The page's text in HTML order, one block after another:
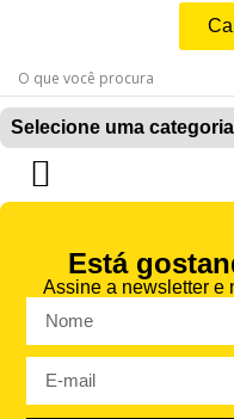
Selecione uma categoria
Está
Assine a newsletter e